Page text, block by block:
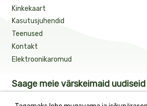
Kinkekaart
Kasutusjuhendid
Teenused
Kontakt
Elektroonikaromud
Saage meie värskeimaid